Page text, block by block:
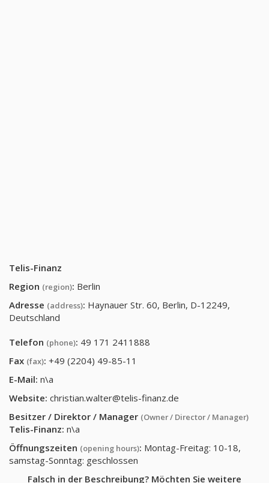
Telis-Finanz
Region (region): Berlin
Adresse (address): Haynauer Str. 60, Berlin, D-12249,
Deutschland
Telefon (phone): 49 171 2411888
Fax (fax): +49 (2204) 49-85-11
E-Mail: n\a
Website: christian.walter@telis-finanz.de
Besitzer / Direktor / Manager (Owner / Director / Manager)
Telis-Finanz: n\a
Öffnungszeiten (opening hours): Montag-Freitag: 10-18,
samstag-Sonntag: geschlossen
Falsch in der Beschreibung? Möchten Sie weitere